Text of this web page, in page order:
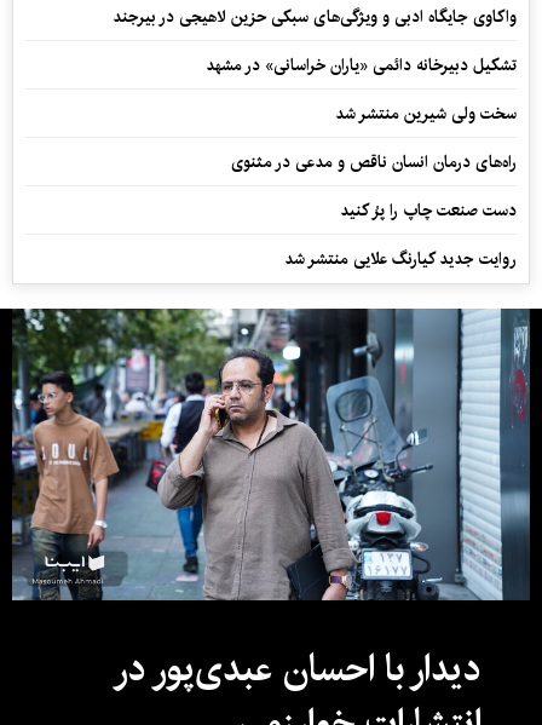
واکاوی جایگاه ادبی و ویژگی‌های سبکی حزین لاهیجی در بیرجند
تشکیل دبیرخانه دائمی «یاران خراسانی» در مشهد
سخت ولی شیرین منتشر شد
راه‌های درمان انسان ناقص و مدعی در مثنوی
دست صنعت چاپ را پرُ کنید
روایت جدید کیارنگ علایی منتشر شد
دیدار با احسان عبدی‌پور در